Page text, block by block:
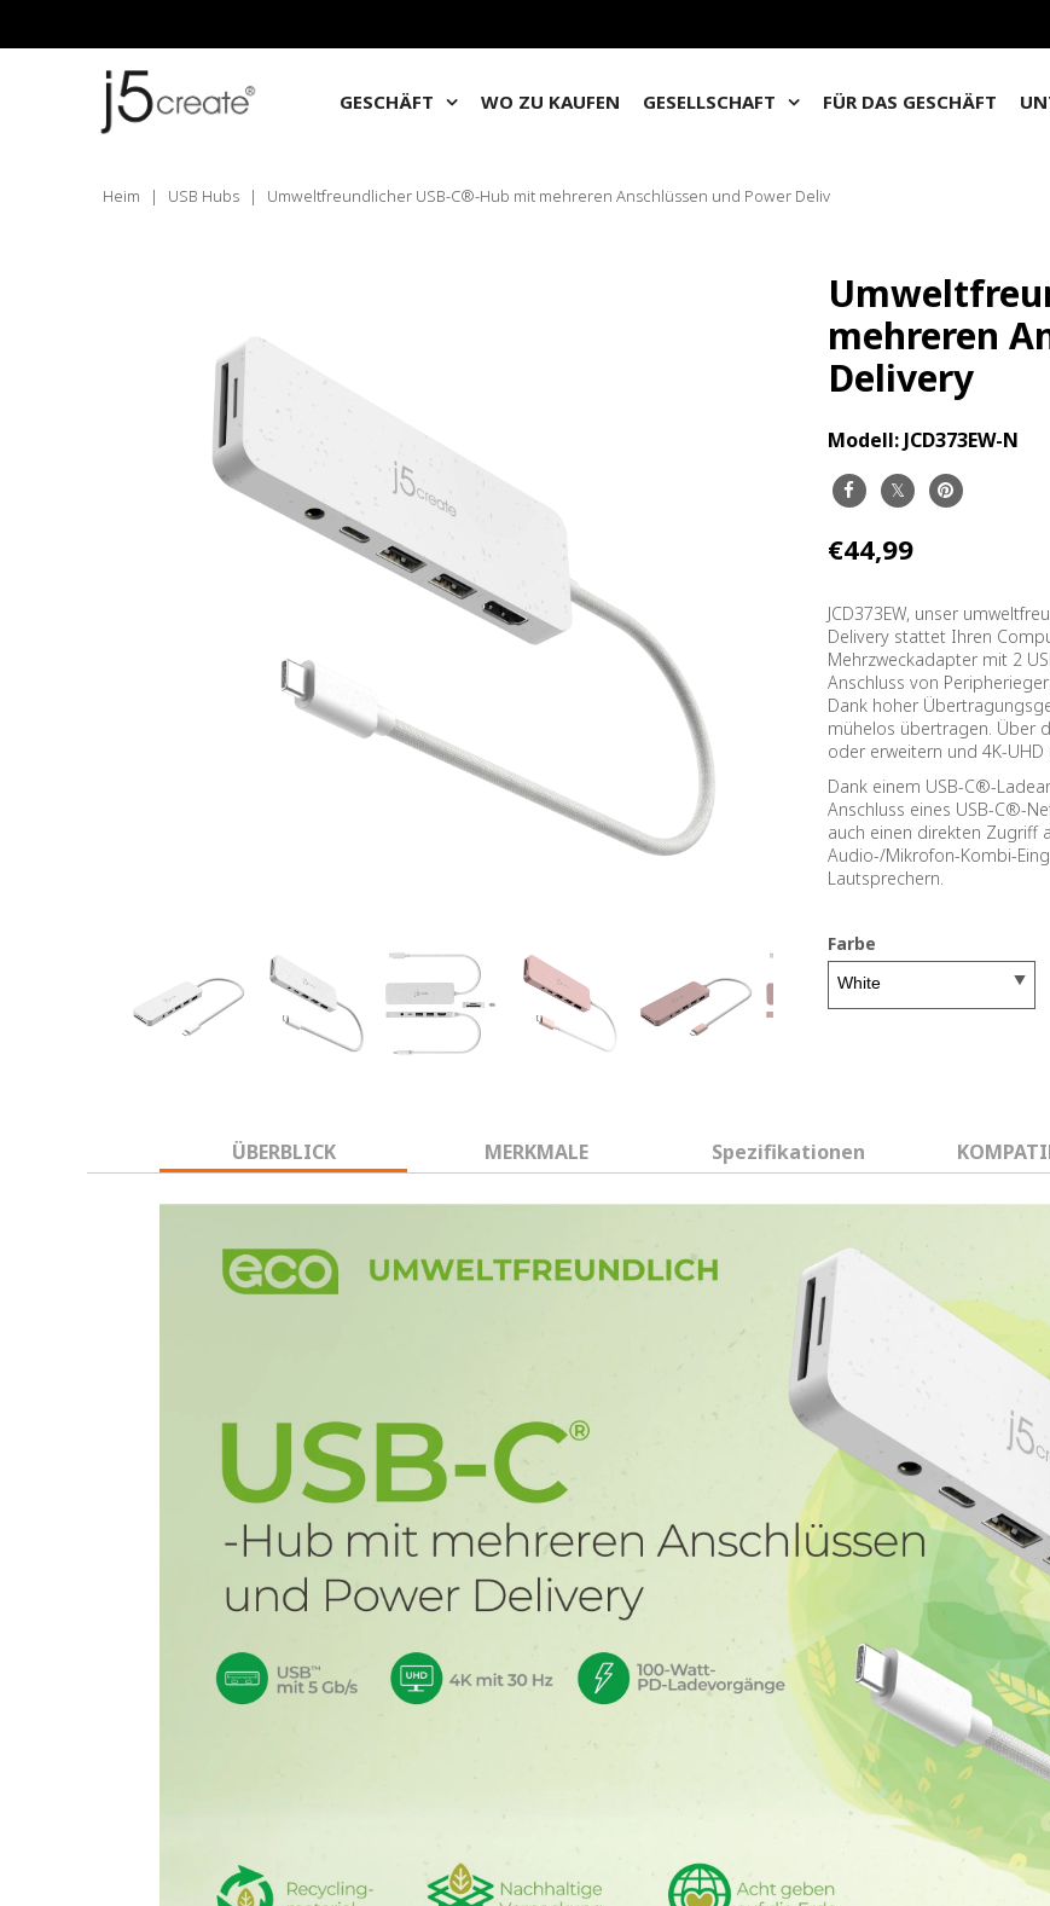
GESCHÄFT WO ZU KAUFEN GESELLSCHAFT FÜR DAS GESCHÄFT
Heim | USB Hubs | Umweltfreundlicher USB-C®-Hub mit mehreren Anschlüssen und Power Deliv
mehreren
Delivery
Modell: JCD373EW-N
€44,99
JCD373EW, unser
Delivery stattet Ihren
Mehrzweckadapter mit 2
Anschluss von
Dank hoher
mühelos übertragen. Über
oder erweitern und 4K-
Dank einem USB-C®-
Anschluss eines USB-C®-
auch einen direkten Zugriff
Audio-/Mikrofon-Kombi-
Lautsprechern.
Farbe
ÜBERBLICK MERKMALE Spezifikationen